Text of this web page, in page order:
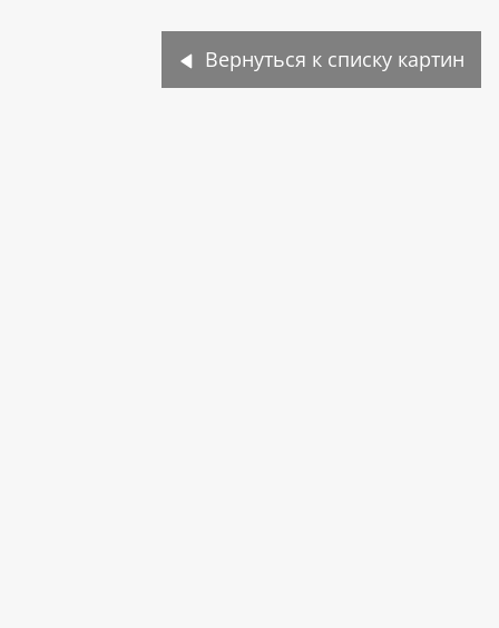
Вернуться к списку картин